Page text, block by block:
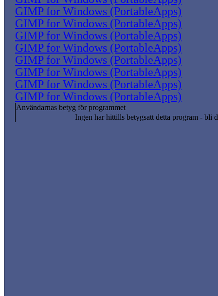
GIMP for Windows (PortableApps)
GIMP for Windows (PortableApps)
GIMP for Windows (PortableApps)
GIMP for Windows (PortableApps)
GIMP for Windows (PortableApps)
GIMP for Windows (PortableApps)
GIMP for Windows (PortableApps)
GIMP for Windows (PortableApps)
Användarnas betyg för programmet
Ingen har hittills betygsatt detta program - bli